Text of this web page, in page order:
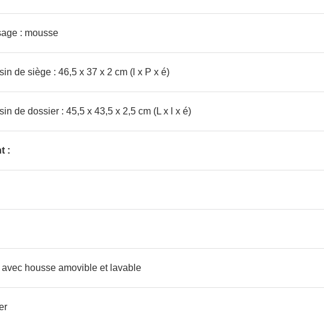
: mousse
de siège : 46,5 x 37 x 2 cm (l x P x é)
de dossier : 45,5 x 43,5 x 2,5 cm (L x l x é)
:
housse amovible et lavable